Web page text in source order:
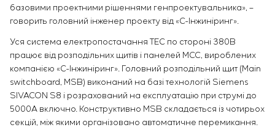
базовими проектними рішеннями генпроектувальника», –
говорить головний інженер проекту від «С-Інжиніринг».
Уся система електропостачання ТЕС по стороні 380В
працює від розподільних щитів і панелей МСС, вироблених
компанією «С-Інжиніринг». Головний розподільний щит (Main
switchboard, MSB) виконаний на базі технологій Siemens
SIVACON S8 і розрахований на експлуатацію при струмі до
5000А включно. Конструктивно MSB складається із чотирьох
секцій, між якими організовано автоматичне перемикання.